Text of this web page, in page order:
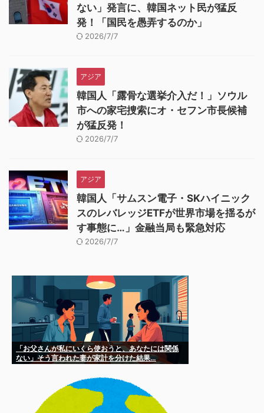
ない」発言に、韓国ネット民が猛反
発！「国民を愚弄するのか」
2026/7/7
アジア
韓国人「露骨な選挙介入だ！」ソウル
市への家宅捜索にオ・セフン市長候補
が猛反発！
2026/7/7
アジア
韓国人「サムスン電子・SKハイニック
スのレバレッジETFが世界市場を揺るが
す事態に…」金融当局も緊急対応
2026/7/7
「お父さんが私にいくら使おうと、あなたには関係
ない」そう言われた妻が家計を分けた結果…